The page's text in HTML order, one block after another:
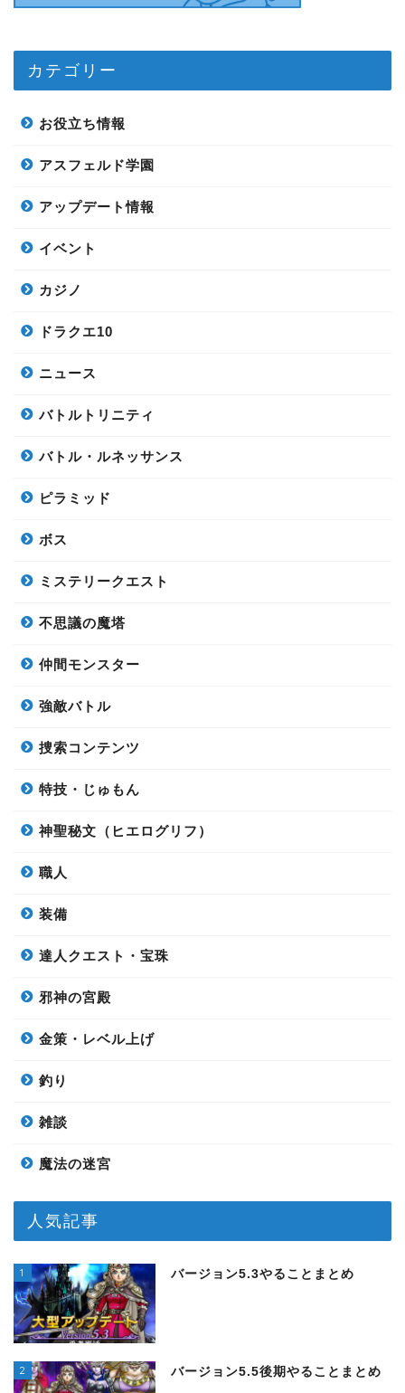
カテゴリー
お役立ち情報
アスフェルド学園
アップデート情報
イベント
カジノ
ドラクエ10
ニュース
バトルトリニティ
バトル・ルネッサンス
ピラミッド
ボス
ミステリークエスト
不思議の魔塔
仲間モンスター
強敵バトル
捜索コンテンツ
特技・じゅもん
神聖秘文（ヒエログリフ）
職人
装備
達人クエスト・宝珠
邪神の宮殿
金策・レベル上げ
釣り
雑談
魔法の迷宮
人気記事
1 バージョン5.3やることまとめ
2 バージョン5.5後期やることまとめ